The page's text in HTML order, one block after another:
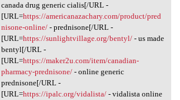
canada drug generic cialis[/URL -
[URL=https://americanazachary.com/product/pred
nisone-online/- prednisone[/URL -
[URL=https://sunlightvillage.org/bentyl/- us made
bentyl[/URL -
[URL=https://maker2u.com/item/canadian-
pharmacy-prednisone/- online generic
prednisone[/URL -
[URL=https://ipalc.org/vidalista/- vidalista online